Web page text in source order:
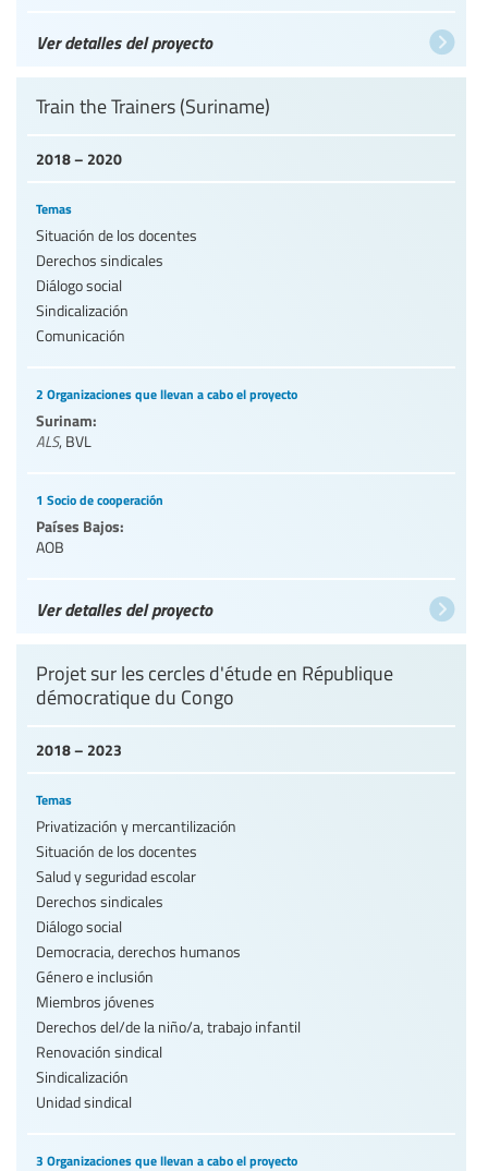
Ver detalles del proyecto
2018 – 2020
Train the Trainers (Suriname)
Temas
Situación de los docentes
Derechos sindicales
Diálogo social
Sindicalización
Comunicación
2 Organizaciones que llevan a cabo el proyecto
Surinam:
ALS, BVL
1 Socio de cooperación
Países Bajos:
AOB
Ver detalles del proyecto
2018 – 2023
Projet sur les cercles d'étude en République
démocratique du Congo
Temas
Privatización y mercantilización
Situación de los docentes
Salud y seguridad escolar
Derechos sindicales
Diálogo social
Democracia, derechos humanos
Género e inclusión
Miembros jóvenes
Derechos del/de la niño/a, trabajo infantil
Renovación sindical
Sindicalización
Unidad sindical
3 Organizaciones que llevan a cabo el proyecto